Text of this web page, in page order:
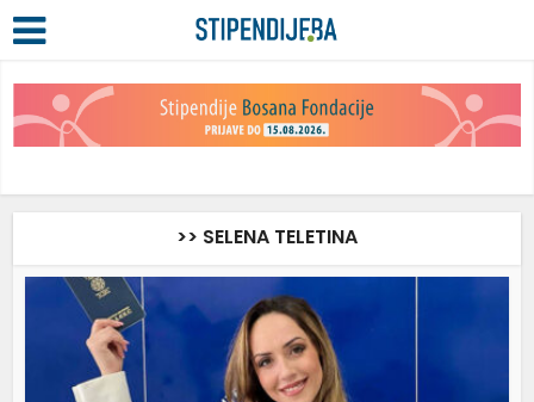
>> SELENA TELETINA